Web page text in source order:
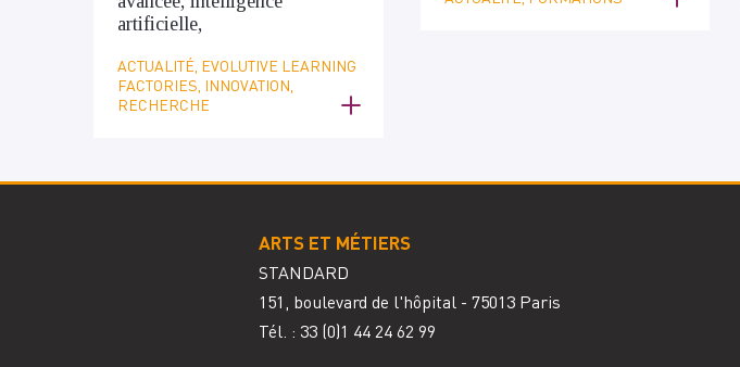
artificielle,
ACTUALITÉ, EVOLUTIVE LEARNING
FACTORIES, INNOVATION,
RECHERCHE
ARTS ET MÉTIERS
STANDARD
151, boulevard de l'hôpital - 75013 Paris
Tél. : 33 (0)1 44 24 62 99